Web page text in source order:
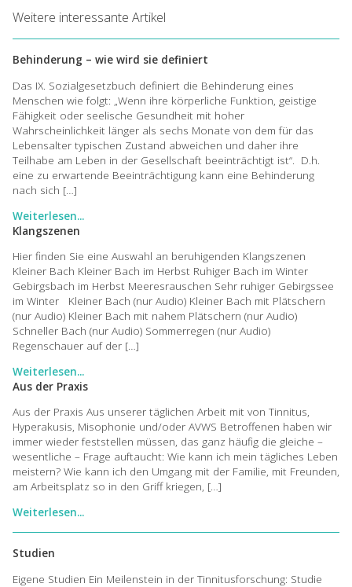
Weitere interessante Artikel
Behinderung – wie wird sie definiert
Das IX. Sozialgesetzbuch definiert die Behinderung eines
Menschen wie folgt: „Wenn ihre körperliche Funktion, geistige
Fähigkeit oder seelische Gesundheit mit hoher
Wahrscheinlichkeit länger als sechs Monate von dem für das
Lebensalter typischen Zustand abweichen und daher ihre
Teilhabe am Leben in der Gesellschaft beeinträchtigt ist“. D.h.
eine zu erwartende Beeinträchtigung kann eine Behinderung
nach sich […]
Weiterlesen...
Klangszenen
Hier finden Sie eine Auswahl an beruhigenden Klangszenen
Kleiner Bach Kleiner Bach im Herbst Ruhiger Bach im Winter
Gebirgsbach im Herbst Meeresrauschen Sehr ruhiger Gebirgssee
im Winter Kleiner Bach (nur Audio) Kleiner Bach mit Plätschern
(nur Audio) Kleiner Bach mit nahem Plätschern (nur Audio)
Schneller Bach (nur Audio) Sommerregen (nur Audio)
Regenschauer auf der […]
Weiterlesen...
Aus der Praxis
Aus der Praxis Aus unserer täglichen Arbeit mit von Tinnitus,
Hyperakusis, Misophonie und/oder AVWS Betroffenen haben wir
immer wieder feststellen müssen, das ganz häufig die gleiche –
wesentliche – Frage auftaucht: Wie kann ich mein tägliches Leben
meistern? Wie kann ich den Umgang mit der Familie, mit Freunden,
am Arbeitsplatz so in den Griff kriegen, […]
Weiterlesen...
Studien
Eigene Studien Ein Meilenstein in der Tinnitusforschung: Studie